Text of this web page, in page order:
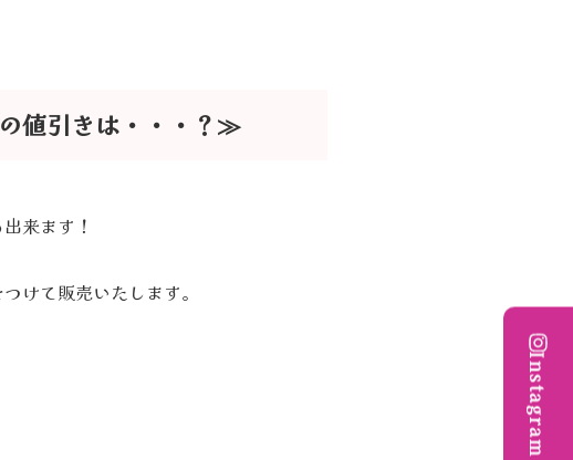
値引きは・・・？≫
来ます！
けて販売いたします。
Instagram